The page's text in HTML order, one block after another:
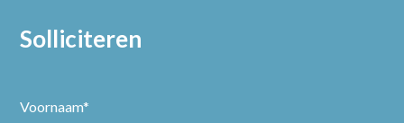
Solliciteren
Voornaam*